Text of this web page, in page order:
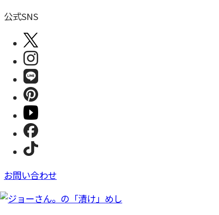
公式SNS
お問い合わせ